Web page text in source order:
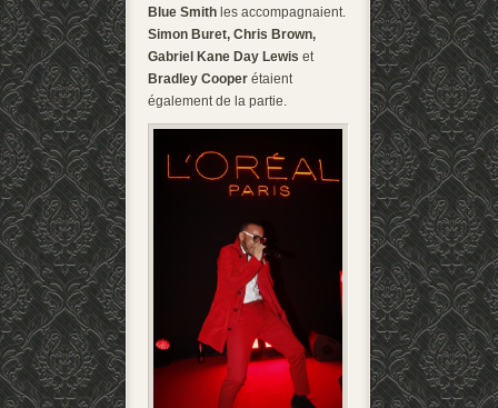
Blue Smith les accompagnaient.
Simon Buret, Chris Brown,
Gabriel Kane Day Lewis et
Bradley Cooper étaient
également de la partie.